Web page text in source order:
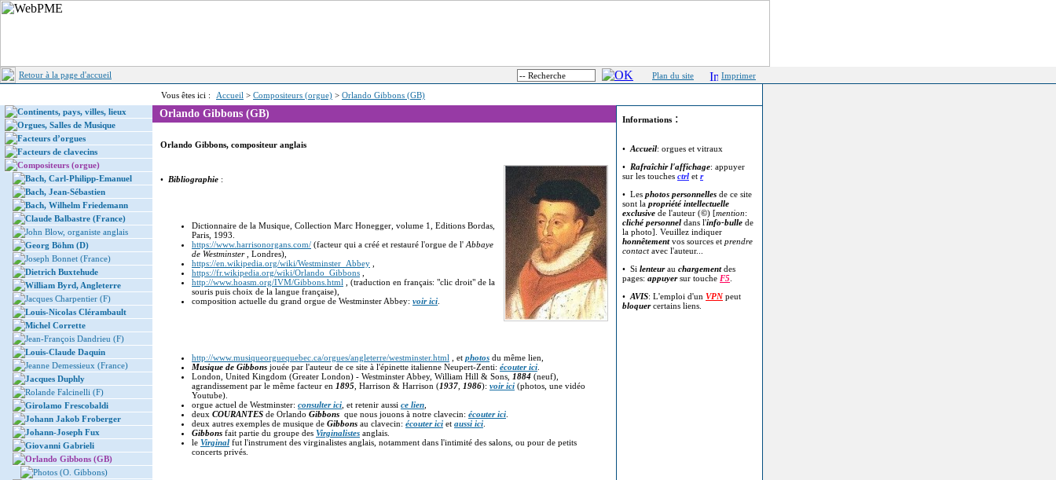
Retour à la page d'accueil Plan du site Imprimer
Vous êtes ici : Accueil > Compositeurs (orgue) > Orlando Gibbons (GB)
Continents, pays, villes, lieux
Orgues, Salles de Musique
Facteurs d’orgues
Facteurs de clavecins
Compositeurs (orgue)
Bach, Carl-Philipp-Emanuel
Bach, Jean-Sébastien
Bach, Wilhelm Friedemann
Claude Balbastre (France)
John Blow, organiste anglais
Georg Böhm (D)
Joseph Bonnet (France)
Dietrich Buxtehude
William Byrd, Angleterre
Jacques Charpentier (F)
Louis-Nicolas Clérambault
Michel Corrette
Jean-François Dandrieu (F)
Louis-Claude Daquin
Jeanne Demessieux (France)
Jacques Duphly
Rolande Falcinelli (F)
Girolamo Frescobaldi
Johann Jakob Froberger
Johann-Joseph Fux
Giovanni Gabrieli
Orlando Gibbons (GB)
Photos (O. Gibbons)
Orlando Gibbons (GB)
Orlando Gibbons, compositeur anglais
• Bibliographie :
Dictionnaire de la Musique, Collection Marc Honegger, volume 1, Editions Bordas,
Paris, 1993.
https://www.harrisonorgans.com/ (facteur qui a créé et restauré l'orgue de l' Abbaye
de Westminster, Londres),
https://en.wikipedia.org/wiki/Westminster_Abbey
https://fr.wikipedia.org/wiki/Orlando_Gibbons
http://www.hoasm.org/IVM/Gibbons.html , (traduction en français: "clic droit" de la
souris puis choix de la langue française),
composition actuelle du grand orgue de Westminster Abbey: voir ici
http://www.musiqueorguequebec.ca/orgues/angleterre/westminster.html , et photos du même lien,
Musique de Gibbons jouée par l'auteur de ce site à l'épinette italienne Neupert-Zenti: écouter ici
London, United Kingdom (Greater London) - Westminster Abbey, William Hill & Sons, 1884 (neuf),
agrandissement par le même facteur en 1895 , Harrison & Harrison (1937 1986): voir ici (photos, une vidéo
Youtube).
orgue actuel de Westminster: consulter ici , et retenir aussi ce lien
deux COURANTES de Orlando Gibbons que nous jouons à notre clavecin: écouter ici
deux autres exemples de musique de Gibbons au clavecin: écouter ici et aussi ici
Gibbons fait partie du groupe des Virginalistes anglais.
le Virginal fut l'instrument des virginalistes anglais, notamment dans l'intimité des salons, ou pour de petits
concerts privés.
Informations :
• Accueil: orgues et vitraux
• Rafraîchir l'affichage: appuyer
sur les touches ctrl et r
• Les photos personnelles de ce site
sont la propriété intellectuelle
exclusive de l'auteur (©) [mention:
cliché personnel dans l'info-bulle de
la photo]. Veuillez indiquer
honnêtementvos sources et prendre
contactavec l'auteur...
• Si lenteurau chargementdes
pages: appuyersur touche F5
• AVIS: L'emploi d'un VPNpeut
bloquercertains liens.